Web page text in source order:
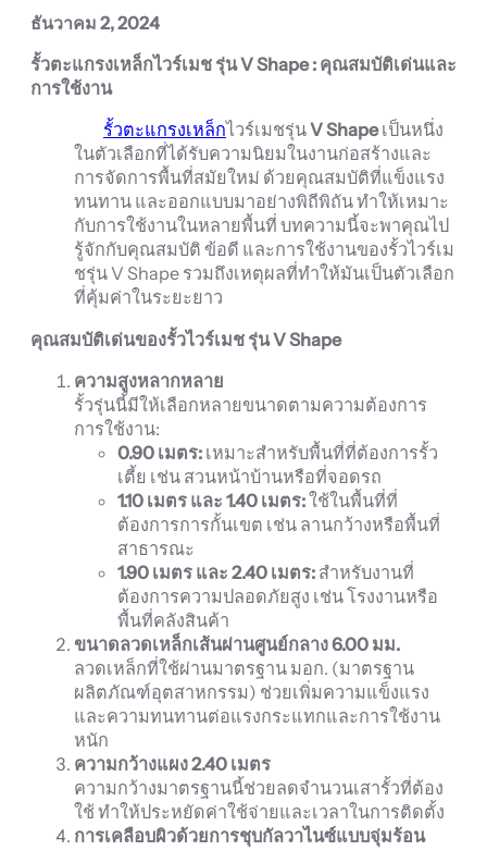
ธันวาคม 2, 2024
รั้วตะแกรงเหล็กไวร์เมช รุ่น V Shape : คุณสมบัติเด่นและ
การใช้งาน
รั้วตะแกรงเหล็กไวร์เมชรุ่นV Shapeเป็นหนึ่ง
ในตัวเลือกที่ได้รับความนิยมในงานก่อสร้างและ
การจัดการพื้นที่สมัยใหม่ ด้วยคุณสมบัติที่แข็งแรง
ทนทาน และออกแบบมาอย่างพิถีพิถัน ทำให้เหมาะ
กับการใช้งานในหลายพื้นที่ บทความนี้จะพาคุณไป
รู้จักกับคุณสมบัติ ข้อดี และการใช้งานของรั้วไวร์เม
ชรุ่น V Shape รวมถึงเหตุผลที่ทำให้มันเป็นตัวเลือก
ที่คุ้มค่าในระยะยาว
คุณสมบัติเด่นของรั้วไวร์เมช รุ่น V Shape
ความสูงหลากหลาย
รั้วรุ่นนี้มีให้เลือกหลายขนาดตามความต้องการ
การใช้งาน:
0.90 เมตร: เหมาะสำหรับพื้นที่ที่ต้องการรั้ว
เตี้ย เช่น สวนหน้าบ้านหรือที่จอดรถ
1.10 เมตร และ 1.40 เมตร:ใช้ในพื้นที่ที่
ต้องการการกั้นเขต เช่น ลานกว้างหรือพื้นที่
สาธารณะ
1.90 เมตร และ 2.40 เมตร: สำหรับงานที่
ต้องการความปลอดภัยสูง เช่น โรงงานหรือ
พื้นที่คลังสินค้า
ขนาดลวดเหล็กเส้นผ่านศูนย์กลาง 6.00 มม.
ลวดเหล็กที่ใช้ผ่านมาตรฐาน มอก. (มาตรฐาน
ผลิตภัณฑ์อุตสาหกรรม) ช่วยเพิ่มความแข็งแรง
และความทนทานต่อแรงกระแทกและการใช้งาน
หนัก
ความกว้างแผง 2.40 เมตร
ความกว้างมาตรฐานนี้ช่วยลดจำนวนเสารั้วที่ต้อง
ใช้ ทำให้ประหยัดค่าใช้จ่ายและเวลาในการติดตั้ง
การเคลือบผิวด้วยการชุบกัลวาไนซ์แบบจุ่มร้อน